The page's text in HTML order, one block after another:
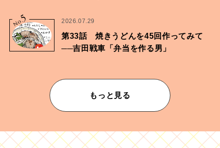
No.
5 2026.07.29
第33話 焼きうどんを45回作ってみて
──吉田戦車「弁当を作る男」
もっと見る